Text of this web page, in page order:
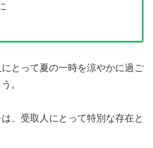
とって夏の一時を涼やかに過ご
。
、受取人にとって特別な存在と